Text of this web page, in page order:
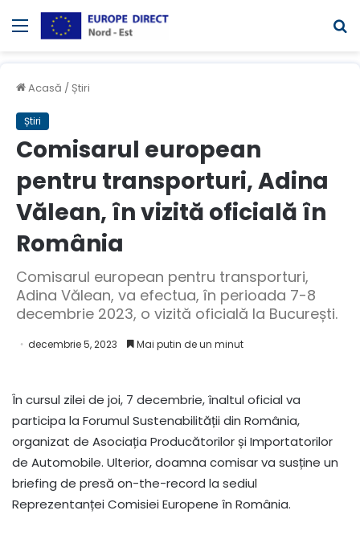
Meniul
Acasă / Știri
Știri
Comisarul european
pentru transporturi, Adina
Vălean, în vizită oficială în
România
Comisarul european pentru transporturi,
Adina Vălean, va efectua, în perioada 7-8
decembrie 2023, o vizită oficială la București.
decembrie 5, 2023 Mai putin de un minut
În cursul zilei de joi, 7 decembrie, înaltul oficial va
participa la Forumul Sustenabilității din România,
organizat de Asociația Producătorilor și Importatorilor
de Automobile. Ulterior, doamna comisar va susține un
briefing de presă on-the-record la sediul
Reprezentanței Comisiei Europene în România.